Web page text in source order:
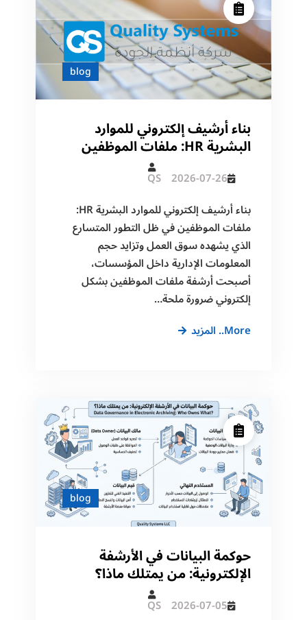
blog
بناء أرشيف إلكتروني للموارد
البشرية HR: ملفات الموظفين
2026-07-26
QS
بناء أرشيف إلكتروني للموارد البشرية HR:
ملفات الموظفين في ظل التطور المتسارع
الذي يشهده سوق العمل وتزايد حجم
المعلومات الإدارية داخل المؤسسات،
أصبحت أرشفة ملفات الموظفين بشكل
إلكتروني ضرورة ملحة…
More.. المزيد
بناء
البشرية
HR:
ملفات
الموظفين
blog
حوكمة البيانات في الأرشفة
الإلكترونية: من يمتلك ماذا؟
2026-07-05
QS